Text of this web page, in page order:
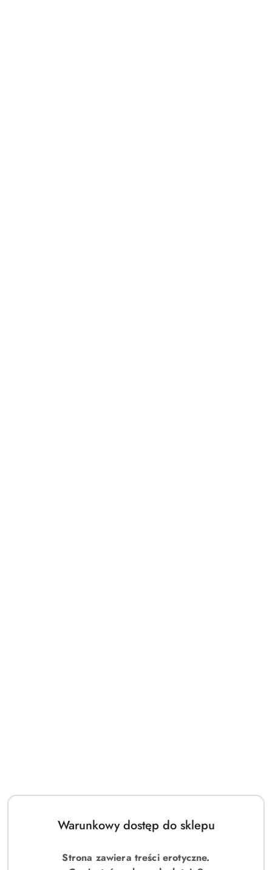
Warunkowy dostęp do sklepu
Strona zawiera treści erotyczne.